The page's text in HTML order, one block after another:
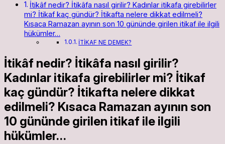
İtikâf nedir? İtikâfa nasıl girilir? Kadınlar itikafa girebilirler
mi? İtikaf kaç gündür? İtikafta nelere dikkat edilmeli?
Kısaca Ramazan ayının son 10 gününde girilen itikaf ile ilgili
hükümler…
İTİKAF NE DEMEK?
İtikâf nedir? İtikâfa nasıl girilir?
Kadınlar itikafa girebilirler mi? İtikaf
kaç gündür? İtikafta nelere dikkat
edilmeli? Kısaca Ramazan ayının son
10 gününde girilen itikaf ile ilgili
hükümler…